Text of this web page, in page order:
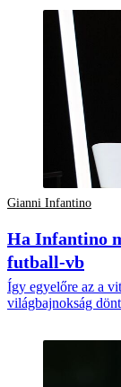
Gianni Infantino
Ha Infantino
futball-vb
Így egyelőre az a
világbajnokság